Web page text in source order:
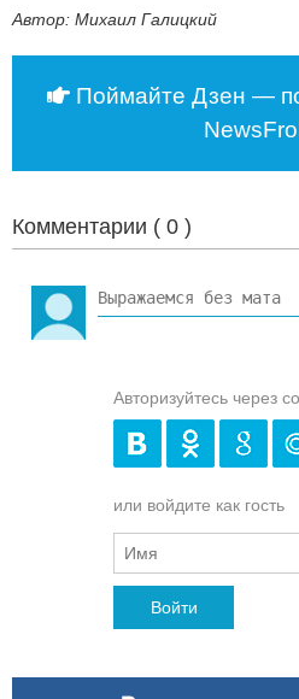
Автор: Михаил Галицкий
Поймайте Дзен —
Комментарии ( 0 )
Авторизуйтесь через
или войдите как гость
Войти